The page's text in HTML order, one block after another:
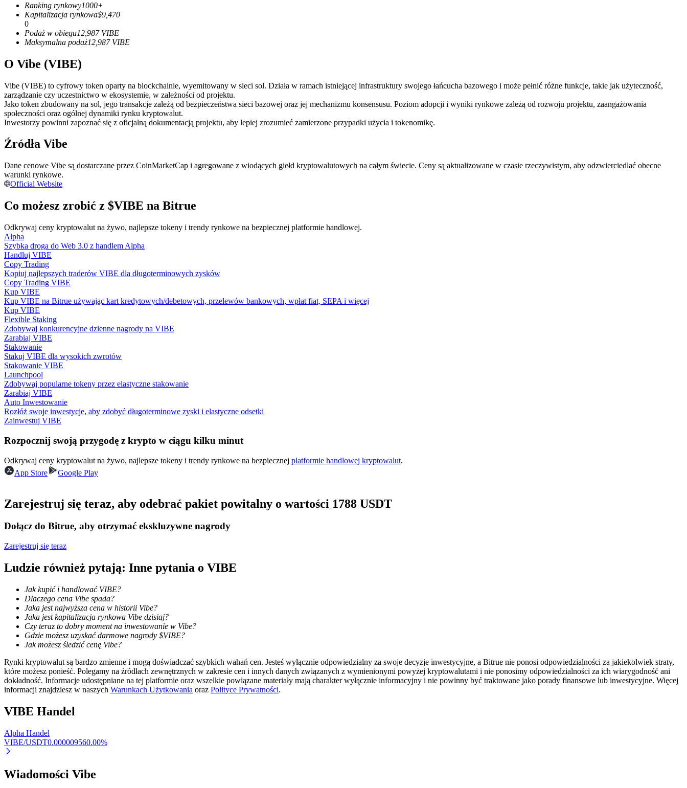
Kontrakty terminowe na USDC
Kontrakty futures wykorzystujące USDC jako zabezpieczenie
Kopiowanie Transakcji
Zostań traderem kopiującym
Ciesz się podziałem zysków i prowizjami z kopiowania transakcji
Informacja
Analiza Big Data, w tym informacje handlowe itp.
Przewodnik
Przewodnik dla początkujących dotyczący kontraktów futures
Strategie handlowe
Dowiedz się, jak zachować rentowność
Zarabiać
Ranking rynkowy1000+
Kapitalizacja rynkowa$9,470
0
Podaż w obiegu12,987 VIBE
Maksymalna podaż12,987 VIBE
O Vibe (VIBE)
Vibe (VIBE) to cyfrowy token oparty na blockchainie, wyemitowany w sieci sol. Działa w ramach istniejącej infrastruktury swojego łańcucha bazowego i może pełnić różne funkcje, takie jak użyteczność,
zarządzanie czy uczestnictwo w ekosystemie, w zależności od projektu.
Jako token zbudowany na sol, jego transakcje zależą od bezpieczeństwa sieci bazowej oraz jej mechanizmu konsensusu. Poziom adopcji i wyniki rynkowe zależą od rozwoju projektu, zaangażowania
społeczności oraz ogólnej dynamiki rynku kryptowalut.
Inwestorzy powinni zapoznać się z oficjalną dokumentacją projektu, aby lepiej zrozumieć zamierzone przypadki użycia i tokenomikę.
Źródła Vibe
Dane cenowe Vibe są dostarczane przez CoinMarketCap i agregowane z wiodących giełd kryptowalutowych na całym świecie. Ceny są aktualizowane w czasie rzeczywistym, aby odzwierciedlać obecne
warunki rynkowe.
Official Website
Co możesz zrobić z $VIBE na Bitrue
Odkrywaj ceny kryptowalut na żywo, najlepsze tokeny i trendy rynkowe na bezpiecznej platformie handlowej.
Alpha
Szybka droga do Web 3.0 z handlem Alpha
Handluj VIBE
Copy Trading
Kopiuj najlepszych traderów VIBE dla długoterminowych zysków
Copy Trading VIBE
Kup VIBE
Kup VIBE na Bitrue używając kart kredytowych/debetowych, przelewów bankowych, wpłat fiat, SEPA i więcej
Kup VIBE
Flexible Staking
Zdobywaj konkurencyjne dzienne nagrody na VIBE
Zarabiaj VIBE
Stakowanie
Stakuj VIBE dla wysokich zwrotów
Stakowanie VIBE
Launchpool
Zdobywaj popularne tokeny przez elastyczne stakowanie
Zarabiaj VIBE
Auto Inwestowanie
Rozłóż swoje inwestycje, aby zdobyć długoterminowe zyski i elastyczne odsetki
Zainwestuj VIBE
Rozpocznij swoją przygodę z krypto w ciągu kilku minut
Odkrywaj ceny kryptowalut na żywo, najlepsze tokeny i trendy rynkowe na bezpiecznej platformie handlowej kryptowalut.
App Store
Google Play
Zarejestruj się teraz, aby odebrać pakiet powitalny o wartości 1788 USDT
Dołącz do Bitrue, aby otrzymać ekskluzywne nagrody
Zarejestruj się teraz
Ludzie również pytają: Inne pytania o VIBE
Jak kupić i handlować VIBE?
Dlaczego cena Vibe spada?
Jaka jest najwyższa cena w historii Vibe?
Jaka jest kapitalizacja rynkowa Vibe dzisiaj?
Czy teraz to dobry moment na inwestowanie w Vibe?
Gdzie możesz uzyskać darmowe nagrody $VIBE?
Jak możesz śledzić cenę Vibe?
Rynki kryptowalut są bardzo zmienne i mogą doświadczać szybkich wahań cen. Jesteś wyłącznie odpowiedzialny za swoje decyzje inwestycyjne, a Bitrue nie ponosi odpowiedzialności za jakiekolwiek straty,
które możesz ponieść. Polegamy na źródłach zewnętrznych w zakresie cen i innych danych związanych z wymienionymi powyżej kryptowalutami i nie ponosimy odpowiedzialności za ich wiarygodność ani
dokładność. Informacje udostępniane na tej platformie oraz wszelkie powiązane materiały mają charakter wyłącznie informacyjny i nie powinny być traktowane jako porady finansowe lub inwestycyjne. Więcej
informacji znajdziesz w naszych Warunkach Użytkowania oraz Polityce Prywatności.
VIBE Handel
Alpha Handel
VIBE/USDT0.000009560.00%
Wiadomości Vibe